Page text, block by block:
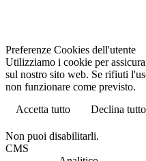
Preferenze Cookies dell'utente
Utilizziamo i cookie per
sul nostro sito web. Se rifiuti
non funzionare come previsto.
Accetta tutto
Declina tutto
Non puoi disabilitarli.
CMS